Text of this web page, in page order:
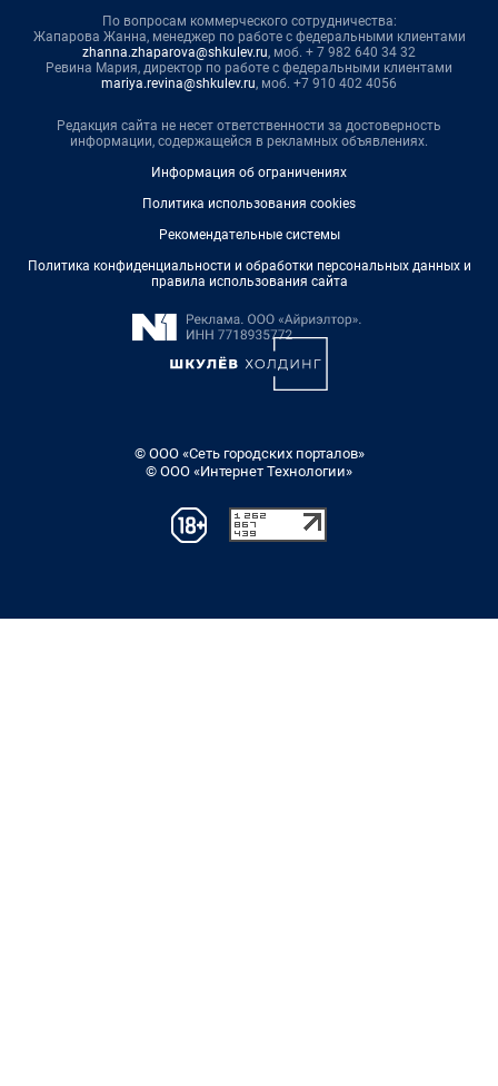
По вопросам коммерческого сотрудничества:
Жапарова Жанна, менеджер по работе с федеральными клиентами
zhanna.zhaparova@shkulev.ru, моб. + 7 982 640 34 32
Ревина Мария, директор по работе с федеральными клиентами
mariya.revina@shkulev.ru, моб. +7 910 402 4056
Редакция сайта не несет ответственности за достоверность
информации, содержащейся в рекламных объявлениях.
Информация об ограничениях
Политика использования cookies
Рекомендательные системы
Политика конфиденциальности и обработки персональных данных и
правила использования сайта
© ООО «Сеть городских порталов»
© ООО «Интернет Технологии»